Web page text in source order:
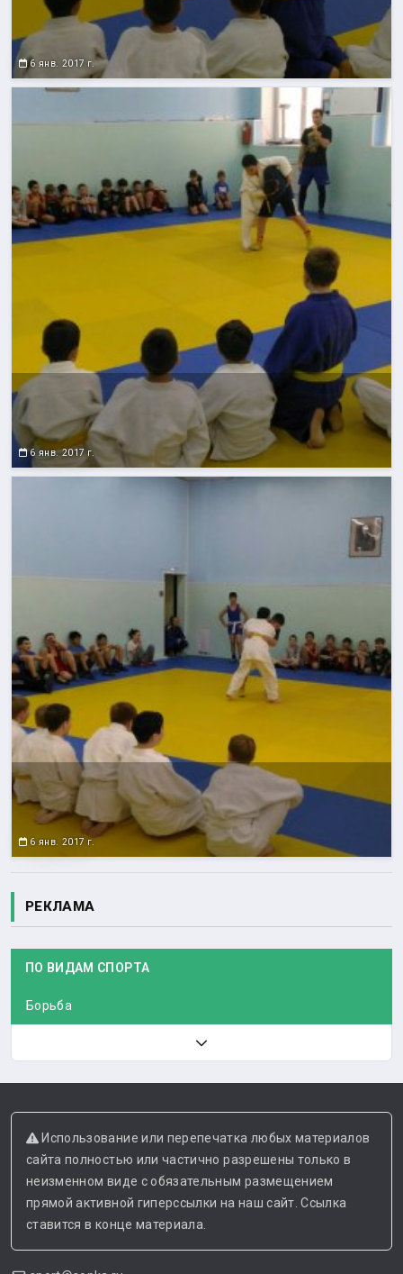
6 янв. 2017 г.
6 янв. 2017 г.
6 янв. 2017 г.
РЕКЛАМА
ПО ВИДАМ СПОРТА
Борьба
Использование или перепечатка любых материалов
сайта полностью или частично разрешены только в
неизменном виде с обязательным размещением
прямой активной гиперссылки на наш сайт. Ссылка
ставится в конце материала.